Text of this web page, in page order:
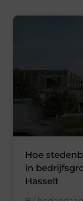
Hoe
in
Hasselt